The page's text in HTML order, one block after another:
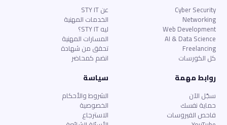
Cyber Security
Networking
Web Development
AI & Data Science
Freelancing
كل الكورسات
عن STY IT
الخدمات المهنية
ليه STY IT؟
المسارات المهنية
تحقق من شهادة
انضم كمحاضر
روابط مهمة
سجّل الآن
حماية نفسك
فاحص الفيروسات
سياسة
الشروط والأحكام
الخصوصية
الاسترجاع